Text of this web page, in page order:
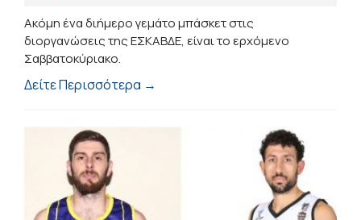
Ακόμη ένα διήμερο γεμάτο μπάσκετ στις
διοργανώσεις της ΕΣΚΑΒΔΕ, είναι το ερχόμενο
Σαββατοκύριακο.
Δείτε Περισσότερα →